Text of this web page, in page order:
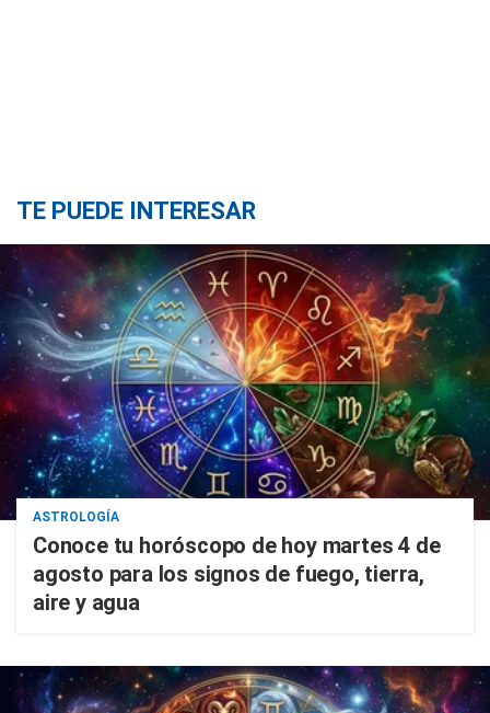
TE PUEDE INTERESAR
ASTROLOGÍA
Conoce tu horóscopo de hoy martes 4 de
agosto para los signos de fuego, tierra,
aire y agua